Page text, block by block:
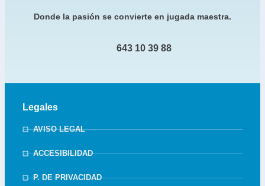
Donde la pasión se convierte en jugada maestra.
643 10 39 88
Legales
AVISO LEGAL
ACCESIBILIDAD
P. DE PRIVACIDAD